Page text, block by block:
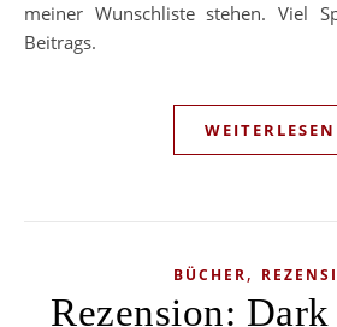
meiner Wunschliste stehen. Viel
Beitrags.
WEITERLESEN
BÜCHER,
Rezension: